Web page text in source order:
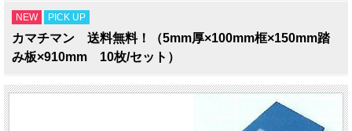
NEW PICK UP
カマチマン 送料無料！（5mm厚×100mm框×150mm踏
み板×910mm 10枚/セット）